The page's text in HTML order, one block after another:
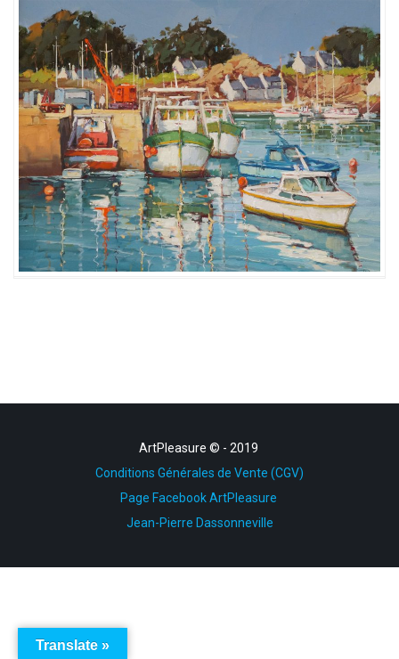
BORD DE SEINE – 260€
MARINE CÔTE D’ARMOR -640€
ArtPleasure © - 2019
Conditions Générales de Vente (CGV)
Page Facebook ArtPleasure
Jean-Pierre Dassonneville
Translate »